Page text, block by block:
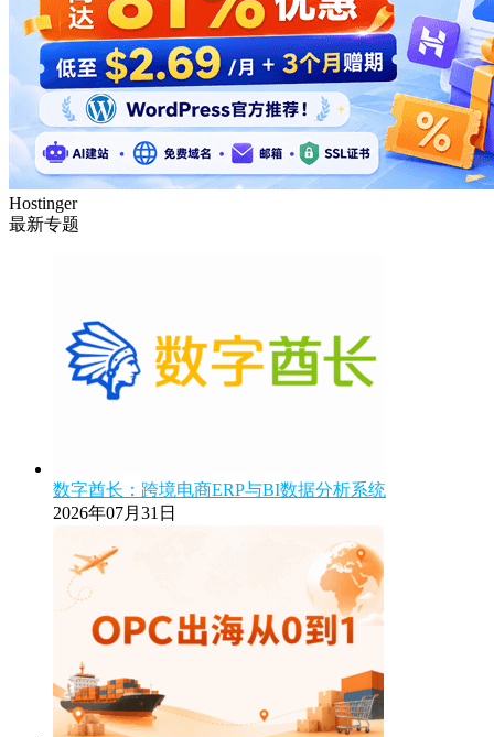
DMIT
专注于高品质线路的VPS云服务器
Hostinger
最新专题
数字酋长：跨境电商ERP与BI数据分析系统
2026年07月31日